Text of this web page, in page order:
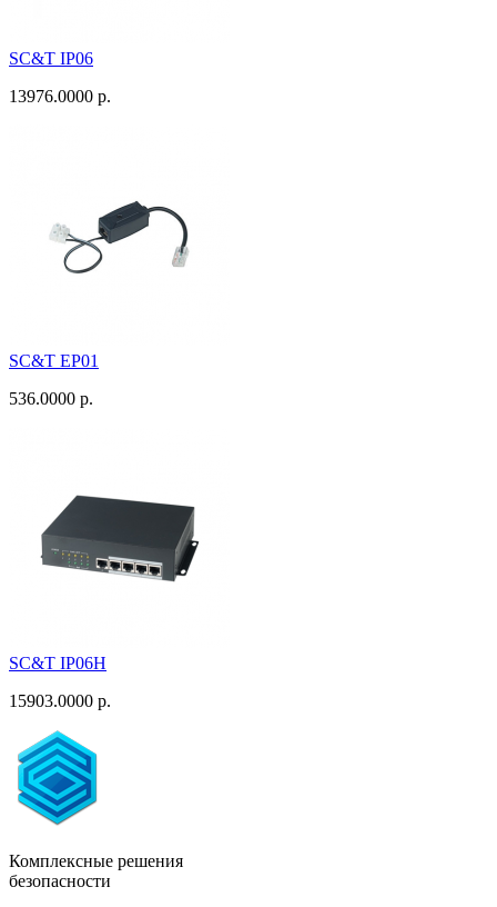
SC&T IP06
13976.0000 р.
SC&T EP01
536.0000 р.
SC&T IP06H
15903.0000 р.
Комплексные решения
безопасности